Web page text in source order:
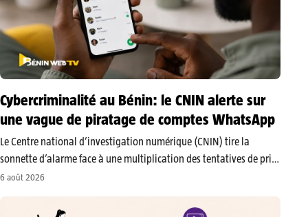
Cybercriminalité au Bénin: le CNIN alerte sur
une vague de piratage de comptes WhatsApp
Le Centre national d’investigation numérique (CNIN) tire la
sonnette d’alarme face à une multiplication des tentatives de prise
de contrôle de comptes WhatsApp au Bénin. Dans un communiqué
6 août 2026